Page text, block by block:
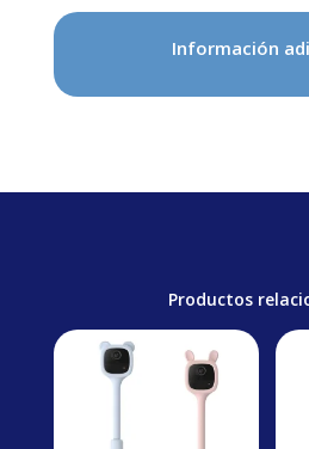
Información
Productos